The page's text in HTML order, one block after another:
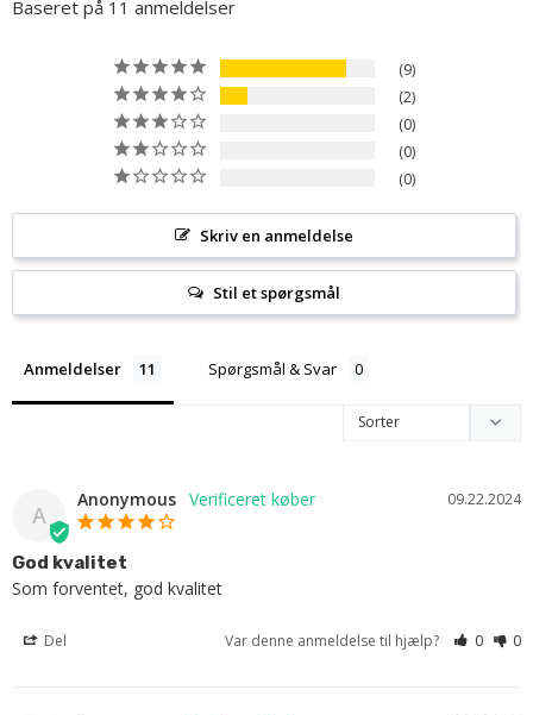
Baseret på 11 anmeldelser
9
2
0
0
0
Skriv en anmeldelse
Stil et spørgsmål
Anmeldelser Spørgsmål & Svar
A
09.22.2024
Anonymous
God kvalitet
Som forventet, god kvalitet
Del Var denne anmeldelse til hjælp? 0 0